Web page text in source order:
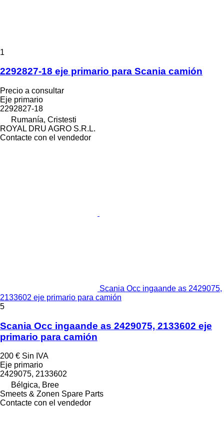
1
2292827-18 eje primario para Scania camión
Precio a consultar
Eje primario
2292827-18
Rumanía, Cristesti
ROYAL DRU AGRO S.R.L.
Contacte con el vendedor
Scania Occ ingaande as 2429075,
2133602 eje primario para camión
5
Scania Occ ingaande as 2429075, 2133602 eje
primario para camión
200 € Sin IVA
Eje primario
2429075, 2133602
Bélgica, Bree
Smeets & Zonen Spare Parts
Contacte con el vendedor